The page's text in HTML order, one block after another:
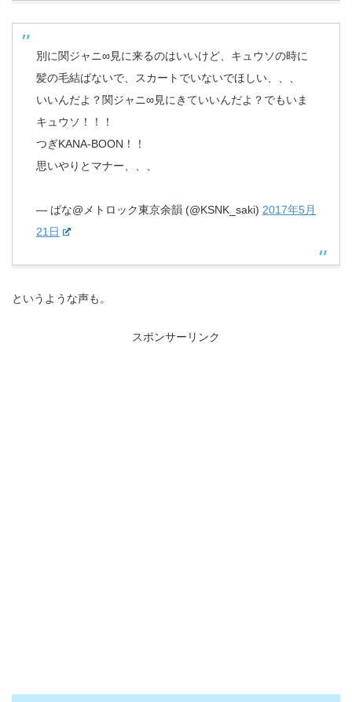
別に関ジャニ∞見に来るのはいいけど、キュウソの時に
髪の毛結ばないで、スカートでいないでほしい、、、
いいんだよ？関ジャニ∞見にきていいんだよ？でもいま
キュウソ！！！
つぎKANA-BOON！！
思いやりとマナー、、、
— ぱな@メトロック東京余韻 (@KSNK_saki) 2017年5月
21日
というような声も。
スポンサーリンク